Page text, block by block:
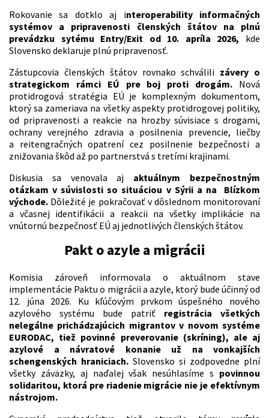
Rokovanie sa dotklo aj interoperability informačných
systémov a pripravenosti členských štátov na plnú
prevádzku sytému Entry/Exit od 10. apríla 2026, kde
Slovensko deklaruje plnú pripravenosť.
Zástupcovia členských štátov rovnako schválili závery o
strategickom rámci EÚ pre boj proti drogám. Nová
protidrogová stratégia EÚ je komplexným dokumentom,
ktorý sa zameriava na všetky aspekty protidrogovej politiky,
od pripravenosti a reakcie na hrozby súvisiace s drogami,
ochrany verejného zdravia a posilnenia prevencie, liečby
a reitengračných opatrení cez posilnenie bezpečnosti a
znižovania škôd až po partnerstvá s tretími krajinami.
Diskusia sa venovala aj aktuálnym bezpečnostným
otázkam v súvislosti so situáciou v Sýrii a na Blízkom
východe. Dôležité je pokračovať v dôslednom monitorovaní
a včasnej identifikácii a reakcii na všetky implikácie na
vnútornú bezpečnosť EÚ aj jednotlivých členských štátov.
Pakt o azyle a migrácii
Komisia zároveň informovala o aktuálnom stave
implementácie Paktu o migrácii a azyle, ktorý bude účinný od
12. júna 2026. Ku kľúčovým prvkom úspešného nového
azylového systému bude patriť registrácia všetkých
nelegálne prichádzajúcich migrantov v novom systéme
EURODAC, tiež povinné preverovanie (skríning), ale aj
azylové a návratové konanie už na vonkajších
schengenských hraniciach. Slovensko si zodpovedne plní
všetky záväzky, aj naďalej však nesúhlasíme s povinnou
solidaritou, ktorá pre riadenie migrácie nie je efektívnym
nástrojom.